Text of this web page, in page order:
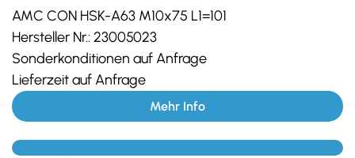
AMC CON HSK-A63 M10x75 L1=101
Hersteller Nr.: 23005023
Sonderkonditionen auf Anfrage
Lieferzeit auf Anfrage
Mehr Info